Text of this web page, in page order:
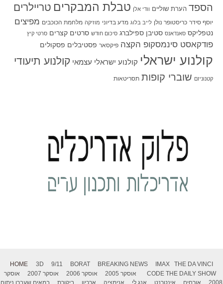
הספד הערת שוליים וודי אלן טבלת המבקרים טריילרים
יוסף סידר כריסטופר נולן לייב בלוג מדע בדיוני מוזיקה מלחמת הכוכבים מפיצים
נטפליקס סאנדאנס סטיבן ספילברג סיכום חודש סרטים קצרים סרטי קיץ
פודקאסט סינמסקופ הקצה פיקסאר פסטיבלים פסקולים
קולנוע ישראלי קולנוע ישראלי עצמאי קולנוע תיעודי
קטנוניזם שוברי קופות תסריטאות
HOME 3D 9/11 BORAT BREAKING NEWS IMAX
THE DA VINCI
CODE THE DAILY SHOW אוסקר 2005 אוסקר 2006 אוסקר 2007
אוסקר